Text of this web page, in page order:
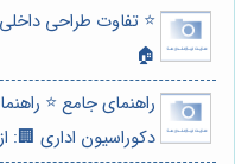
⭐️ تفاوت طراحی
🏠
راهنمای جامع ⭐️
دکوراسیون اداری 🏢: از